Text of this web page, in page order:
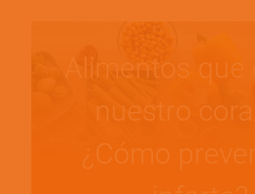
Alimentos
nuestro
¿Cómo